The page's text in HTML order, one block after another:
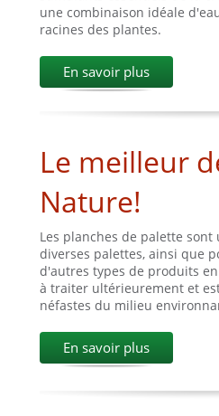
une combinaison idéale
racines des plantes.
En savoir plus
Le meilleur
Nature!
Les planches de palette
diverses palettes, ainsi que
d'autres types de produits
à traiter ultérieurement et
néfastes du milieu
En savoir plus